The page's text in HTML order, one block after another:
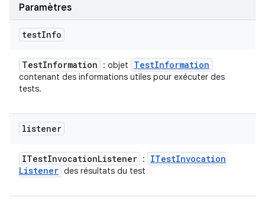
Paramètres
testInfo
TestInformation : objet TestInformation
contenant des informations utiles pour exécuter des
tests.
listener
ITestInvocationListener : ITestInvocation
Listener des résultats du test